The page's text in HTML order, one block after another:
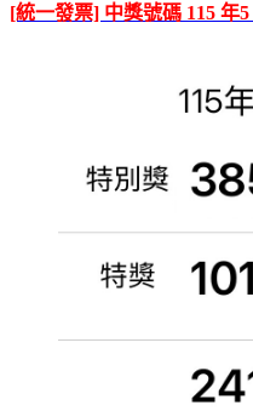
[統一發票] 中獎號碼 115 年5